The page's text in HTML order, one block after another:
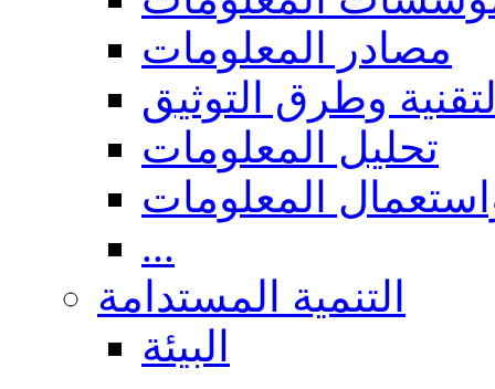
مصادر المعلومات
وطرق التوثيق
تحليل المعلومات
المعلومات
...
التنمية المستدامة
البيئة